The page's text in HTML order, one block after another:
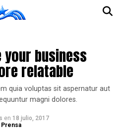
your business
relatable
quia voluptas sit aspernatur aut
magni dolores.
en 18 julio, 2017
móvil